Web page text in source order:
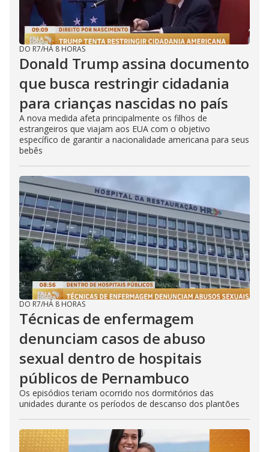
DO R7/HÁ 8 HORAS
Donald Trump assina documento
que busca restringir cidadania
para crianças nascidas no país
A nova medida afeta principalmente os filhos de
estrangeiros que viajam aos EUA com o objetivo
específico de garantir a nacionalidade americana para seus
bebês
DO R7/HÁ 8 HORAS
Técnicas de enfermagem
denunciam casos de abuso
sexual dentro de hospitais
públicos de Pernambuco
Os episódios teriam ocorrido nos dormitórios das
unidades durante os períodos de descanso dos plantões